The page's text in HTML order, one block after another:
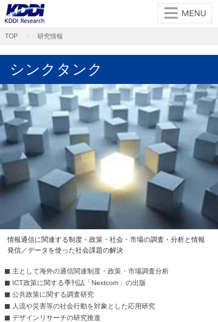
メインコンテンツに移動
TOP 研究情報
シンクタンク
情報通信に関連する制度・政策・社会・市場の調査・分析と情報
発信／データを使った社会課題の解決
主として海外の通信関連制度・政策・市場調査分析
ICT政策に関する季刊誌「Nextcom」の出版
公共政策に関する調査研究
人流や災害等の社会行動を対象とした応用研究
デザインリサーチの研究推進